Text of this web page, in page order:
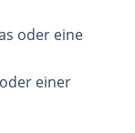
oder eine
einer